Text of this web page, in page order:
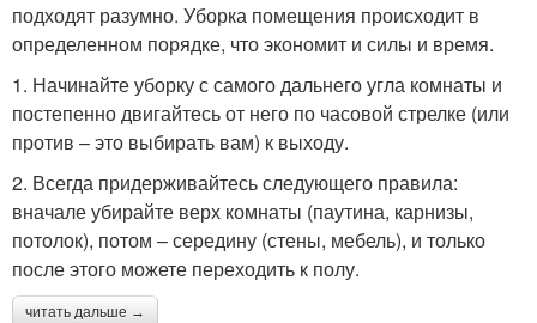
подходят разумно. Уборка помещения происходит в
определенном порядке, что экономит и силы и время.
1. Начинайте уборку с самого дальнего угла комнаты и
постепенно двигайтесь от него по часовой стрелке (или
против – это выбирать вам) к выходу.
2. Всегда придерживайтесь следующего правила:
вначале убирайте верх комнаты (паутина, карнизы,
потолок), потом – середину (стены, мебель), и только
после этого можете переходить к полу.
читать дальше →